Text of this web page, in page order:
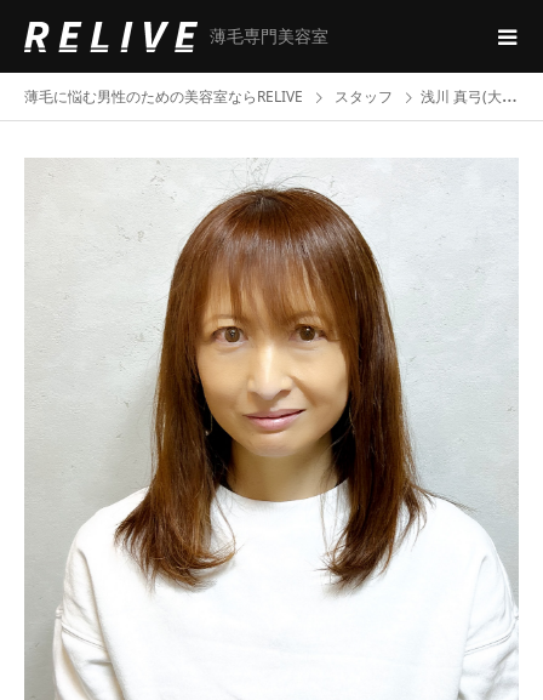
薄毛専門美容室
薄毛に悩む男性のための美容室ならRELIVE スタッフ 浅川 真弓(大宮店)